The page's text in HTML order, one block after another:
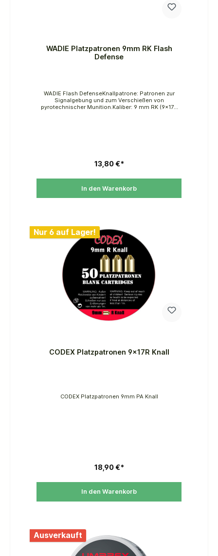
WADIE Platzpatronen 9mm RK Flash
Defense
WADIE Flash DefenseKnallpatrone: Patronen zur
Signalgebung und zum Verschießen von
pyrotechnischer Munition.Kaliber: 9 mm RK (9x17R
und Wurfstücke. Von Hitze, heißen Oberflächen,
Funken, offenen Flammen und anderen
13,80 €*
In den Warenkorb
Nur 6 auf Lager!
CODEX Platzpatronen 9x17R Knall
CODEX Platzpatronen 9mm PA Knall
18,90 €*
In den Warenkorb
Ausverkauft